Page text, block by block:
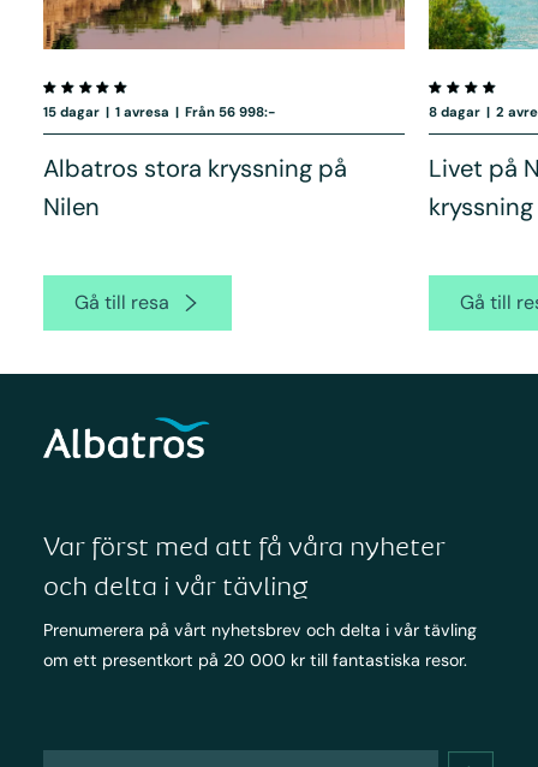
15 dagar | 1 avresa | Från 56 998:-
Albatros stora kryssning på
Nilen
Gå till resa
8 dagar | 2
Livet på
kryssning
Gå till
Var först med att få våra nyheter
och delta i vår tävling
Prenumerera på vårt nyhetsbrev och delta i vår tävling
om ett presentkort på 20 000 kr till fantastiska resor.